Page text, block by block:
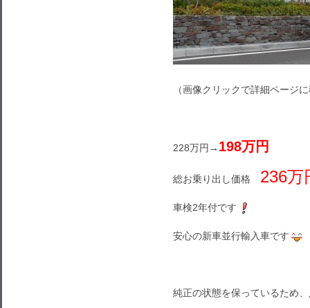
（画像クリックで詳細ページ
228万円→ 198万円
総お乗り出し価格 236万
車検2年付です
安心の新車並行輸入車です
純正の状態を保っているため